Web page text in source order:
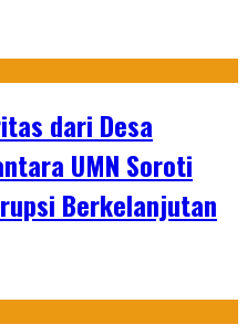
dari Desa
UMN Soroti
Berkelanjutan